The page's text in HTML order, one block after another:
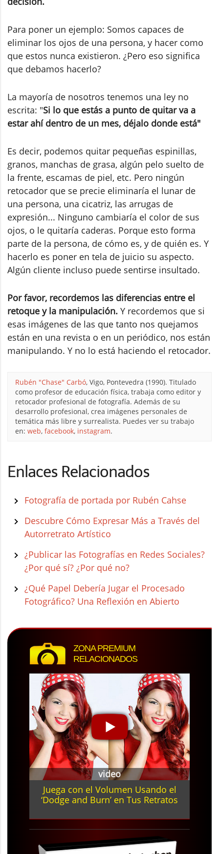
Para poner un ejemplo: Somos capaces de
eliminar los ojos de una persona, y hacer como
que estos nunca existieron. ¿Pero eso significa
que debamos hacerlo?
La mayoría de nosotros tenemos una ley no
escrita: "Si lo que estás a punto de quitar va a
estar ahí dentro de un mes, déjalo donde está"
Es decir, podemos quitar pequeñas espinillas,
granos, manchas de grasa, algún pelo suelto de
la frente, escamas de piel, etc. Pero ningún
retocador que se precie eliminaría el lunar de
una persona, una cicatriz, las arrugas de
expresión... Ninguno cambiaría el color de sus
ojos, o le quitaría caderas. Porque esto forma
parte de la persona, de cómo es, y de quién es. Y
hacerlo es poner en tela de juicio su aspecto.
Algún cliente incluso puede sentirse insultado.
Por favor, recordemos las diferencias entre el
retoque y la manipulación. Y recordemos que si
esas imágenes de las que tanto nos quejamos
están en una revista o en un periódico, nos están
manipulando. Y no lo está haciendo el retocador.
Rubén "Chase" Carbó, Vigo, Pontevedra (1990). Titulado
como profesor de educación física, trabaja como editor y
retocador profesional de fotografía. Además de su
desarrollo profesional, crea imágenes personales de
temática más libre y surrealista. Puedes ver su trabajo
en: web, facebook, instagram.
Enlaces Relacionados
Fotografía de portada por Rubén Cahse
Descubre Cómo Expresar Más a Través del
Autorretrato Artístico
¿Publicar las Fotografías en Redes Sociales?
¿Por qué sí? ¿Por qué no?
¿Qué Papel Debería Jugar el Procesado
Fotográfico? Una Reflexión en Abierto
ZONA PREMIUM
RELACIONADOS
video
Juega con el Volumen Usando el
‘Dodge and Burn’ en Tus Retratos